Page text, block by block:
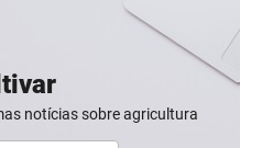
notícias sobre agricultura